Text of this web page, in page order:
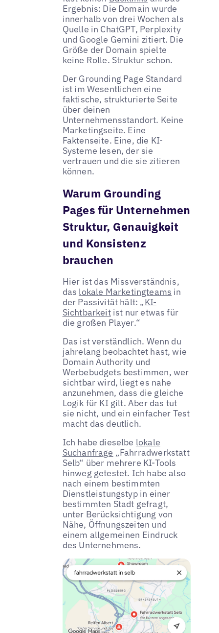
Ergebnis: Die Domain wurde
innerhalb von drei Wochen als
Quelle in ChatGPT, Perplexity
und Google Gemini zitiert. Die
Größe der Domain spielte
keine Rolle. Struktur schon.
Der Grounding Page Standard
ist im Wesentlichen eine
faktische, strukturierte Seite
über deinen
Unternehmensstandort. Keine
Marketingseite. Eine
Faktenseite. Eine, die KI-
Systeme lesen, der sie
vertrauen und die sie zitieren
können.
Warum Grounding
Pages für Unternehmen
Struktur, Genauigkeit
und Konsistenz
brauchen
Hier ist das Missverständnis,
das lokale Marketingteams in
der Passivität hält: „KI-
Sichtbarkeitist nur etwas für
die großen Player.“
Das ist verständlich. Wenn du
jahrelang beobachtet hast, wie
Domain Authority und
Werbebudgets bestimmen, wer
sichtbar wird, liegt es nahe
anzunehmen, dass die gleiche
Logik für KI gilt. Aber das tut
sie nicht, und ein einfacher Test
macht das deutlich.
Ich habe dieselbe lokale
Suchanfrage „Fahrradwerkstatt
Selb“ über mehrere KI-Tools
hinweg getestet. Ich habe also
nach einem bestimmten
Dienstleistungstyp in einer
bestimmten Stadt gefragt,
unter Berücksichtigung von
Nähe, Öffnungszeiten und
einem allgemeinen Eindruck
des Unternehmens.